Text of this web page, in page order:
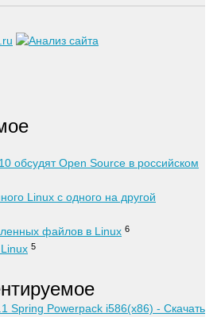
обсудят Open Source в российском
Linux с одного на другой
файлов в Linux 6
5
Spring Powerpack i586(x86) - Скачать